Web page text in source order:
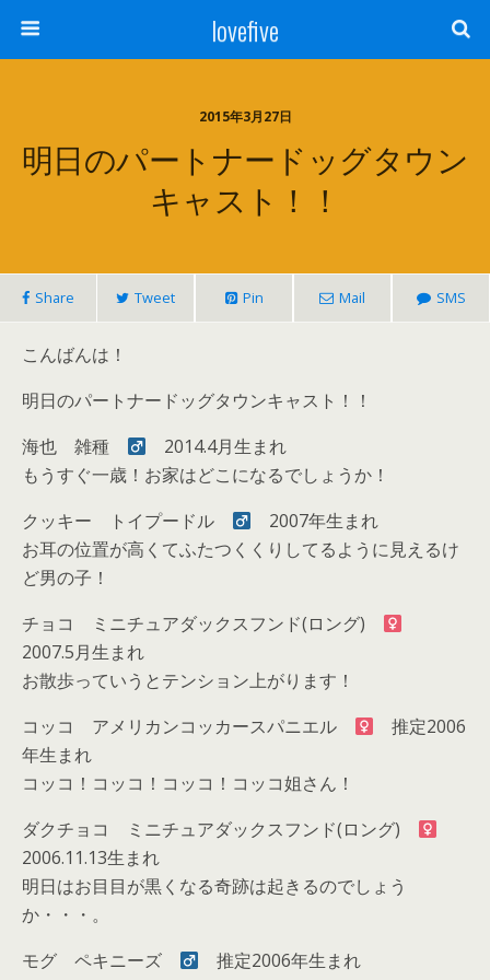
lovefive
2015年3月27日
明日のパートナードッグタウン
キャスト！！
Share Tweet Pin Mail SMS
こんばんは！
明日のパートナードッグタウンキャスト！！
海也 雑種
2014.4月生まれ
もうすぐ一歳！お家はどこになるでしょうか！
クッキー トイプードル
2007年生まれ
お耳の位置が高くてふたつくくりしてるように見えるけ
ど男の子！
チョコ ミニチュアダックスフンド(ロング)
2007.5月生まれ
お散歩っていうとテンション上がります！
コッコ アメリカンコッカースパニエル
推定2006
年生まれ
コッコ！コッコ！コッコ！コッコ姐さん！
ダクチョコ ミニチュアダックスフンド(ロング)
2006.11.13生まれ
明日はお目目が黒くなる奇跡は起きるのでしょう
か・・・。
モグ ペキニーズ
推定2006年生まれ